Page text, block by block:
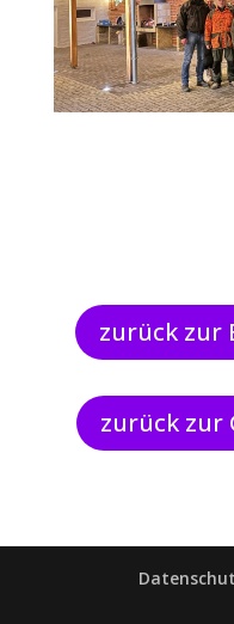
zurück zur
zurück zur